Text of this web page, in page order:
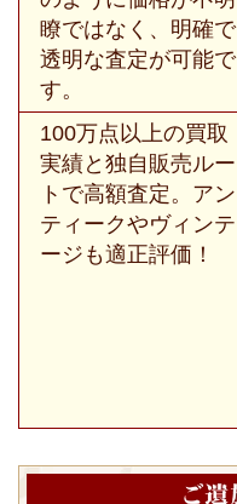
瞭ではなく、明確で
透明な査定が可能で
す。
100万点以上の買取
実績と独自販売ルー
トで高額査定。アン
ティークやヴィンテ
ージも適正評価！